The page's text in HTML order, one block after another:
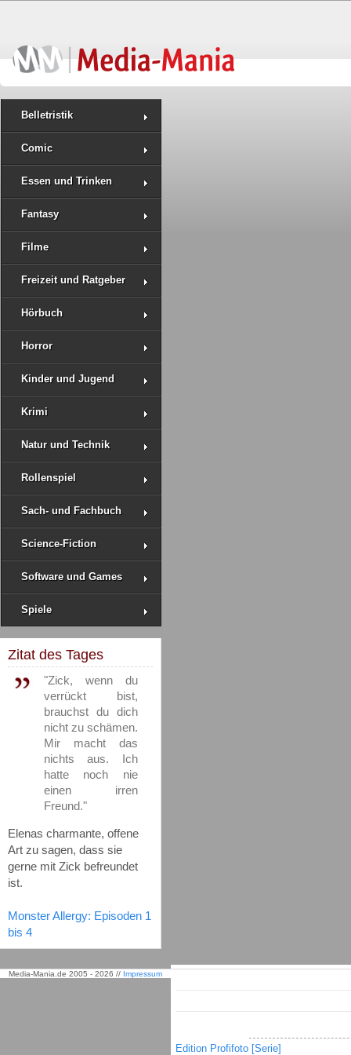
Belletristik
Comic
Essen und Trinken
Fantasy
Filme
Freizeit und Ratgeber
Hörbuch
Horror
Kinder und Jugend
Krimi
Natur und Technik
Rollenspiel
Sach- und Fachbuch
Science-Fiction
Software und Games
Spiele
Zitat des Tages
"Zick, wenn du
verrückt bist,
brauchst du dich
nicht zu schämen.
Mir macht das
nichts aus. Ich
hatte noch nie
einen irren
Freund."
Elenas charmante, offene
Art zu sagen, dass sie
gerne mit Zick befreundet
ist.
Monster Allergy: Episoden 1
bis 4
Edition Profifoto [Serie]
Media-Mania.de 2005 - 2026 // Impressum